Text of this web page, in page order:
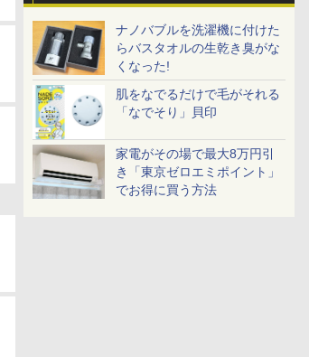
ナノバブルを洗濯機に付けた
らバスタオルの生乾き臭がな
くなった!
肌をなでるだけで毛がそれる
「なでそり」貝印
家電がその場で最大8万円引
き「東京ゼロエミポイント」
でお得に買う方法